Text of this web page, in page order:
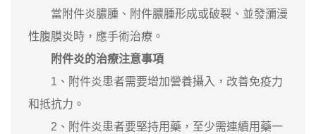
當附件炎膿腫、附件膿腫形成或破裂、並發瀰漫
性腹膜炎時，應手術治療。
附件炎的治療注意事項
1、附件炎患者需要增加營養攝入，改善免疫力
和抵抗力。
2、附件炎患者要堅持用藥，至少需連續用藥一